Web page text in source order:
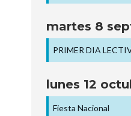
martes 8
PRIMER DIA
lunes 12
Fiesta Nacional